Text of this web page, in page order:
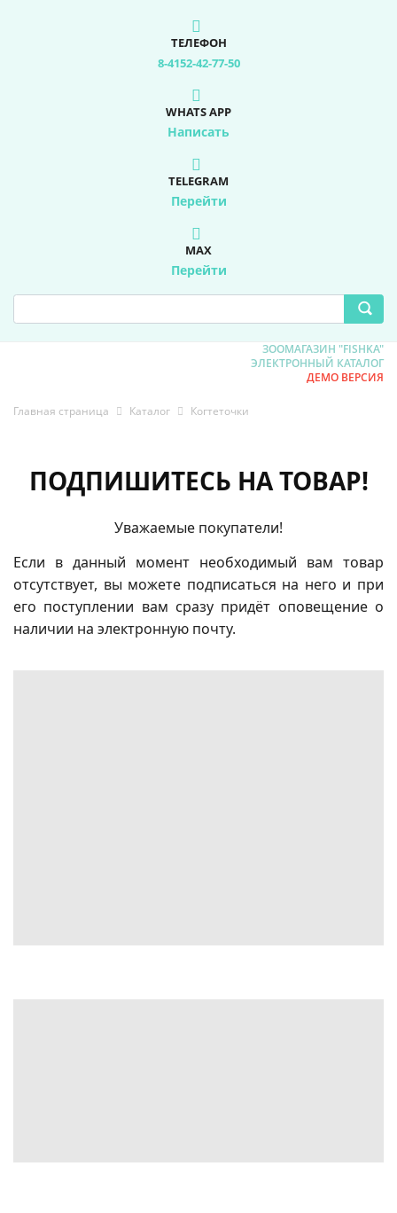
ТЕЛЕФОН
8-4152-42-77-50
WHATS APP
Написать
TELEGRAM
Перейти
MAX
Перейти
ЗООМАГАЗИН "FISHKA"
ЭЛЕКТРОННЫЙ КАТАЛОГ
ДЕМО ВЕРСИЯ
Главная страница Каталог Когтеточки
ПОДПИШИТЕСЬ НА ТОВАР!
Уважаемые покупатели!
Если в данный момент необходимый вам товар
отсутствует, вы можете подписаться на него и при
его поступлении вам сразу придёт оповещение о
наличии на электронную почту.